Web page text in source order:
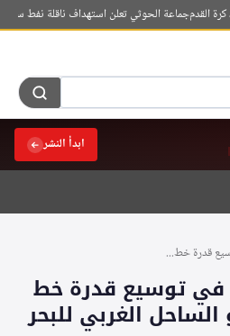
جماعة الحوثي تعلن استهداف ناقلة نفط
ابدأ النشر
قدرة خط...
في توسيع قدرة خط
الساحل الغربي للبحر